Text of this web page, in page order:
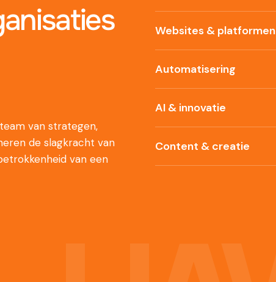
van strategen,
de slagkracht van
van een
Websites & platformen
Automatisering
AI & innovatie
Content & creatie